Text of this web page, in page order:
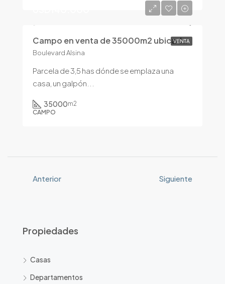
VENTA
Campo en venta de 35000m2 ubicado en Pergamino
Boulevard Alsina
Parcela de 3,5 has dónde se emplaza una
casa, un galpón...
35000m2
CAMPO
Anterior Siguiente
Propiedades
Casas
Departamentos